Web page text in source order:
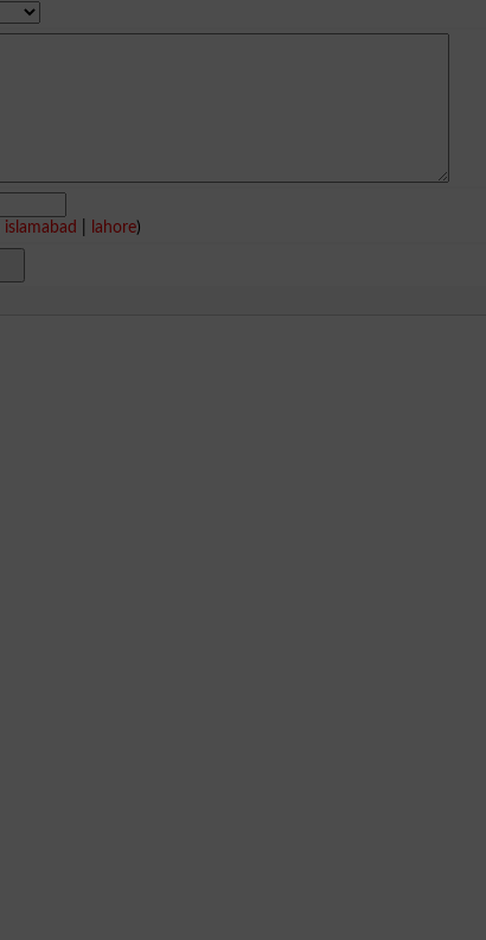
islamabad lahore)